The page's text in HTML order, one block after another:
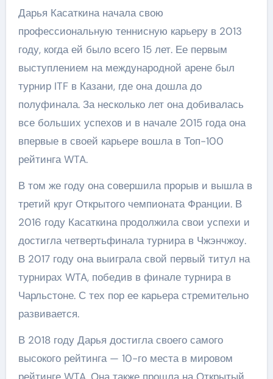
Дарья Касаткина начала свою
профессиональную теннисную карьеру в 2013
году, когда ей было всего 15 лет. Ее первым
выступлением на международной арене был
турнир ITF в Казани, где она дошла до
полуфинала. За несколько лет она добивалась
все больших успехов и в начале 2015 года она
впервые в своей карьере вошла в Топ-100
рейтинга WTA.
В том же году она совершила прорыв и вышла в
третий круг Открытого чемпионата Франции. В
2016 году Касаткина продолжила свои успехи и
достигла четвертьфинала турнира в Чжэнчжоу.
В 2017 году она выиграла свой первый титул на
турнирах WTA, победив в финале турнира в
Чарльстоне. С тех пор ее карьера стремительно
развивается.
В 2018 году Дарья достигла своего самого
высокого рейтинга — 10-го места в мировом